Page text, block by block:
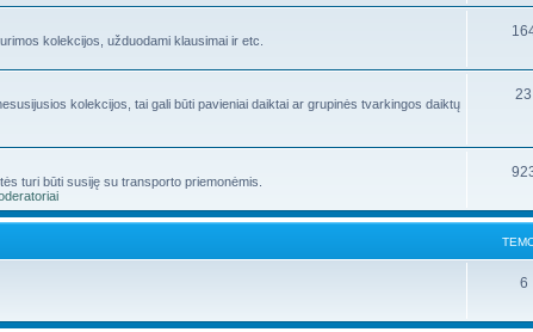
kolekcijos, užduodami klausimai ir etc.
kolekcijos, tai gali būti pavieniai daiktai ar grupinės tvarkingos daiktų
23
turi būti susiję su transporto priemonėmis.
6